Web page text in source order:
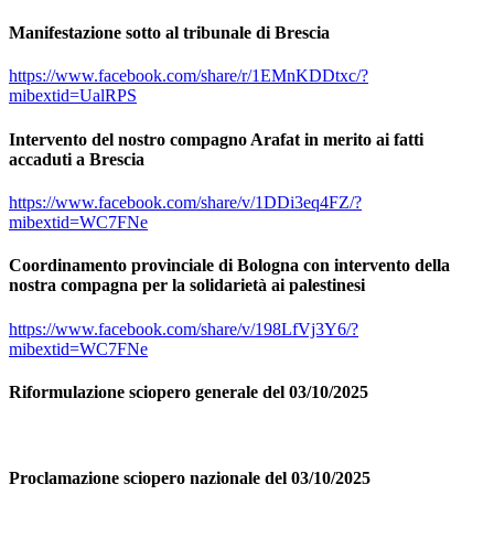
Manifestazione sotto al tribunale di Brescia
https://www.facebook.com/share/r/1EMnKDDtxc/?
mibextid=UalRPS
Intervento del nostro compagno Arafat in merito ai fatti
accaduti a Brescia
https://www.facebook.com/share/v/1DDi3eq4FZ/?
mibextid=WC7FNe
Coordinamento provinciale di Bologna con intervento della
nostra compagna per la solidarietà ai palestinesi
https://www.facebook.com/share/v/198LfVj3Y6/?
mibextid=WC7FNe
Riformulazione sciopero generale del 03/10/2025
Proclamazione sciopero nazionale del 03/10/2025